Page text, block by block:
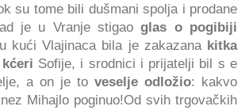
su tome bili dušmani spolja i prodane
je u Vranje stigaoglas o pogibiji
kući Vlajinaca bila je zakazana kitka
Sofije, i srodnici i prijatelji bil s e
a on je to veselje odložio: kakvo
Mihajlo poginuo!Od svih trgovačkih